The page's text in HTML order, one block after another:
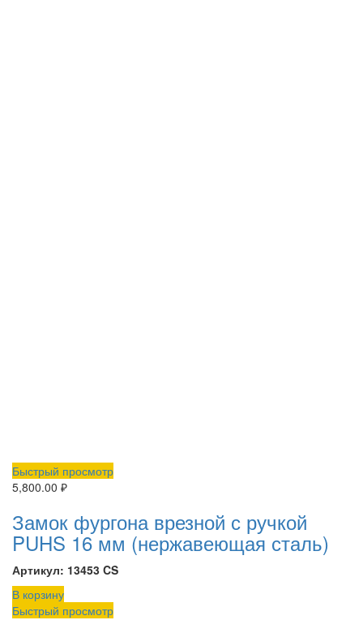
Быстрый просмотр
5,800.00 ₽
Замок фургона врезной с ручкой
PUHS 16 мм (нержавеющая сталь)
Артикул: 13453 CS
В корзину
Быстрый просмотр